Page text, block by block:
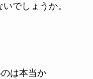
でしょうか。
は本当か